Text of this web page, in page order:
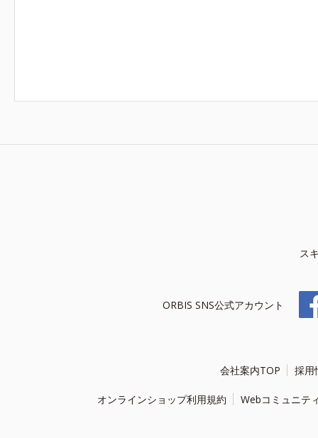
ス
ORBIS SNS公式アカウント
会社案内TOP 採用
オンラインショップ利用規約 Webコミュニテ